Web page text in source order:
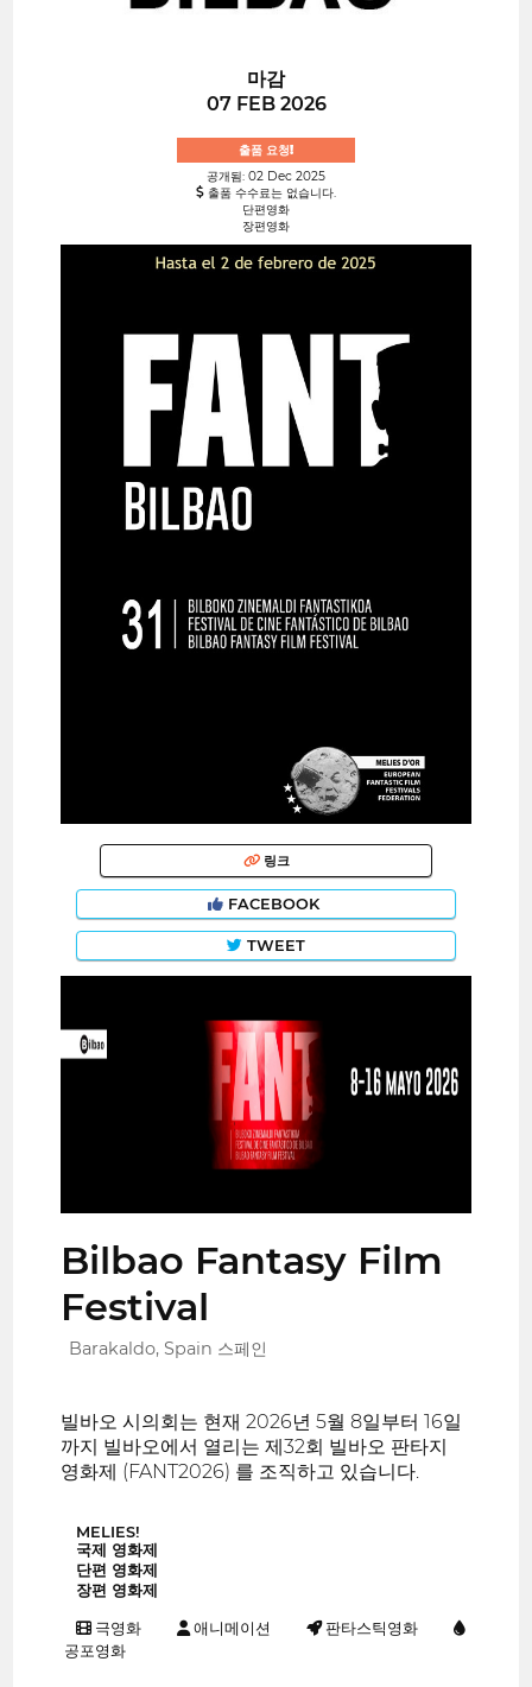
마감
07 FEB 2026
출품 요청!
공개됨: 02 Dec 2025
출품 수수료는 없습니다.
단편영화
장편영화
링크
FACEBOOK
TWEET
Bilbao Fantasy Film
Festival
Barakaldo, Spain 스페인
빌바오 시의회는 현재 2026년 5월 8일부터 16일
까지 빌바오에서 열리는 제32회 빌바오 판타지
영화제 (FANT2026) 를 조직하고 있습니다.
MELIES!
국제 영화제
단편 영화제
장편 영화제
극영화 애니메이션
판타스틱영화
공포영화